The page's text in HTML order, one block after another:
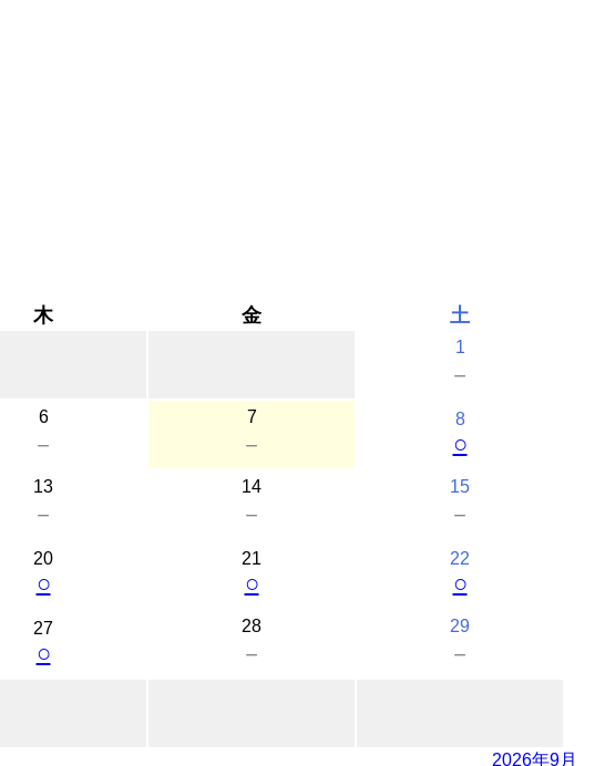
木 金 土
1
－
6
－
7
－
8
○
13
－
14
－
15
－
20
○
21
○
22
○
27
○
28
－
29
－
2026年9月